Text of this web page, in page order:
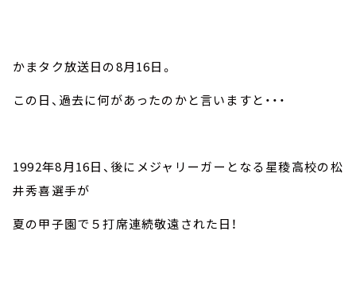
かまタク放送日の8月16日。
この日、過去に何があったのかと言いますと・・・
1992年8月16日、後にメジャリーガーとなる星稜高校の松
井秀喜選手が
夏の甲子園で５打席連続敬遠された日！